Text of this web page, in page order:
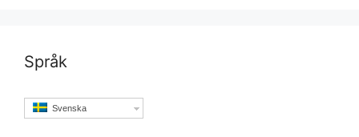
Språk
Svenska